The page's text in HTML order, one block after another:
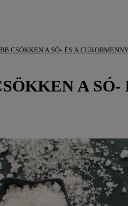
CSÖKKEN A SÓ- ÉS A
A